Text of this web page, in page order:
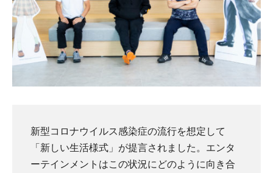
新型コロナウイルス感染症の流行を想定して
「新しい生活様式」が提言されました。エンタ
ーテインメントはこの状況にどのように向き合